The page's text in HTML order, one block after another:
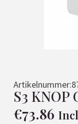
Artikelnummer:
S3 KNOP
€73.86